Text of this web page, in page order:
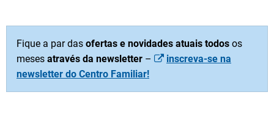
Fique a par das ofertas e novidades atuais todos os
meses através da newsletter –
inscreva-se na
newsletter do Centro Familiar!